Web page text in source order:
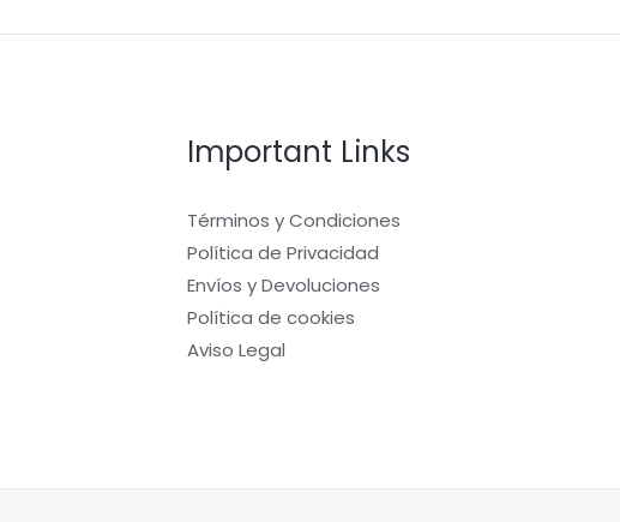
Important Links
Términos y Condiciones
Política de Privacidad
Envíos y Devoluciones
Política de cookies
Aviso Legal